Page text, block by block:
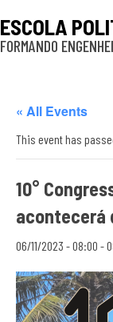
ESCOLA
FORMANDO
« All Events
This event has
10°
acontecerá
06/11/2023 - 08:00 -